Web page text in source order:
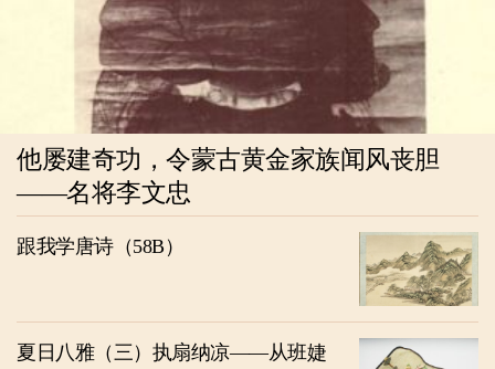
他屡建奇功，令蒙古黄金家族闻风丧胆
——名将李文忠
跟我学唐诗（58B）
夏日八雅（三）执扇纳凉——从班婕